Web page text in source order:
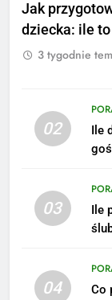
Jak
dziecka: ile
3 tygodnie
02
Ile
03
Ile
04
Co